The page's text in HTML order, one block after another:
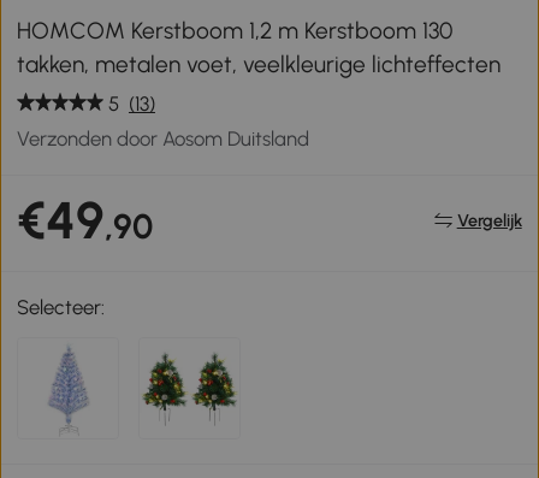
HOMCOM Kerstboom 1,2 m Kerstboom 130
takken, metalen voet, veelkleurige lichteffecten
5 (13)
Verzonden door Aosom Duitsland
€49,90 Vergelijk
Selecteer: